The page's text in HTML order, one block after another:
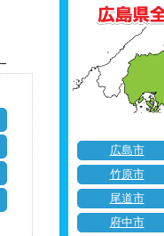
広島市
竹原市
尾道市
府中市